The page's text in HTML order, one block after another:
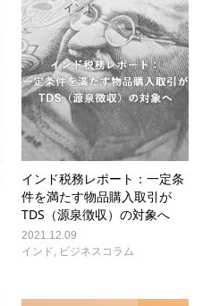
インド
インド税務レポート：一定条
件を満たす物品購入取引が
TDS（源泉徴収）の対象へ
2021.12.09
インド
ビジネスコラム